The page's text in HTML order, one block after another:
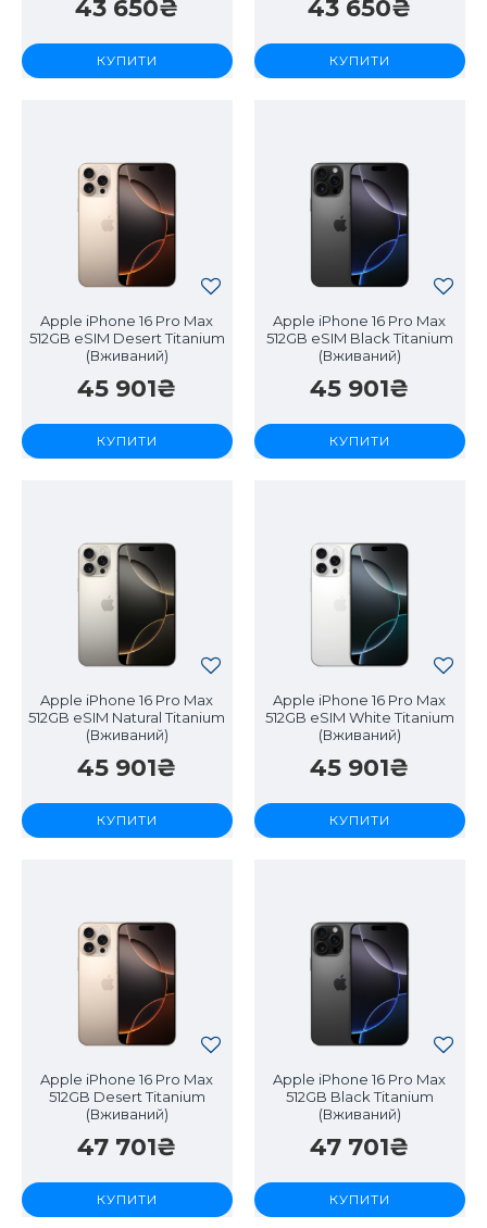
43 650₴
КУПИТИ
43 650₴
КУПИТИ
Apple iPhone 16 Pro Max
512GB eSIM Desert Titanium
(Вживаний)
45 901₴
КУПИТИ
Apple iPhone 16 Pro Max
512GB eSIM Black Titanium
(Вживаний)
45 901₴
КУПИТИ
Apple iPhone 16 Pro Max
512GB eSIM Natural Titanium
(Вживаний)
45 901₴
КУПИТИ
Apple iPhone 16 Pro Max
512GB eSIM White Titanium
(Вживаний)
45 901₴
КУПИТИ
Apple iPhone 16 Pro Max
512GB Desert Titanium
(Вживаний)
47 701₴
КУПИТИ
Apple iPhone 16 Pro Max
512GB Black Titanium
(Вживаний)
47 701₴
КУПИТИ